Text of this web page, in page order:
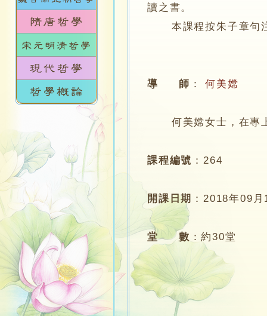
讀之書。
本課程按朱子章句注
導 師 ： 何美嫦
何美嫦女士，在專上
課程編號 ：264
開課日期 ：2018年09月
堂 數 ：約30堂